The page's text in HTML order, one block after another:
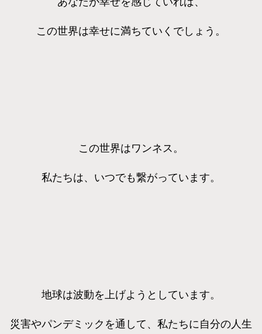
この世界は幸せに満ちていくでしょう。
この世界はワンネス。
私たちは、いつでも繋がっています。
地球は波動を上げようとしています。
災害やパンデミックを通して、私たちに自分の人生